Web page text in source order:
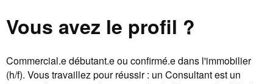
Vous avez le profil ?
Commercial.e débutant.e ou confirmé.e dans l'immobilier
(h/f). Vous travaillez pour réussir : un Consultant est un